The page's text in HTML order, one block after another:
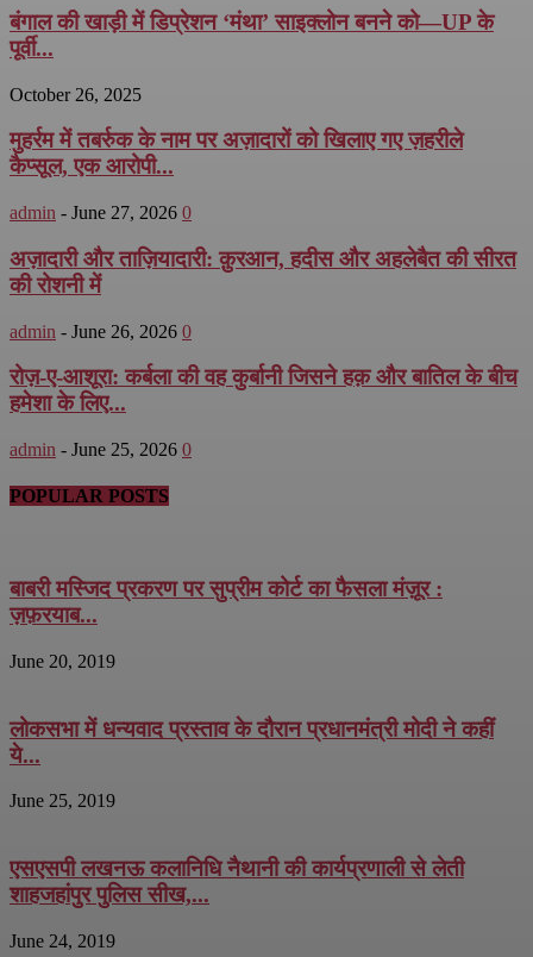
बंगाल की खाड़ी में डिप्रेशन ‘मंथा’ साइक्लोन बनने को—UP के
पूर्वी...
October 26, 2025
मुहर्रम में तबर्रुक के नाम पर अज़ादारों को खिलाए गए ज़हरीले
कैप्सूल, एक आरोपी...
admin - June 27, 2026 0
अज़ादारी और ताज़ियादारी: क़ुरआन, हदीस और अहलेबैत की सीरत
की रोशनी में
admin - June 26, 2026 0
रोज़-ए-आशूरा: कर्बला की वह कुर्बानी जिसने हक़ और बातिल के बीच
हमेशा के लिए...
admin - June 25, 2026 0
POPULAR POSTS
बाबरी मस्जिद प्रकरण पर सुप्रीम कोर्ट का फैसला मंज़ूर :
ज़फ़रयाब...
June 20, 2019
लोकसभा में धन्यवाद प्रस्ताव के दौरान प्रधानमंत्री मोदी ने कहीं
ये...
June 25, 2019
एसएसपी लखनऊ कलानिधि नैथानी की कार्यप्रणाली से लेती
शाहजहांपुर पुलिस सीख,...
June 24, 2019